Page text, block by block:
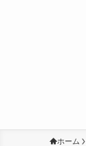
ホーム